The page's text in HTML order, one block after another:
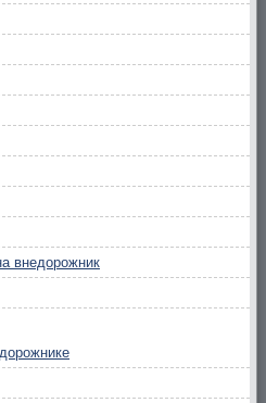
внедорожник